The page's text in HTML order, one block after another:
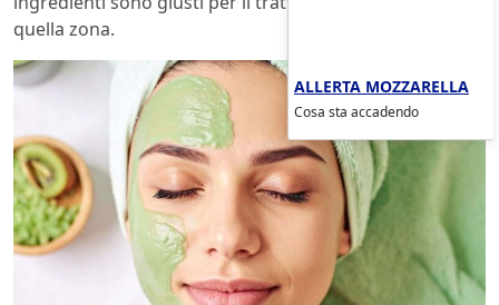
quella zona.
ALLERTA MOZZARELLA
Cosa sta accadendo